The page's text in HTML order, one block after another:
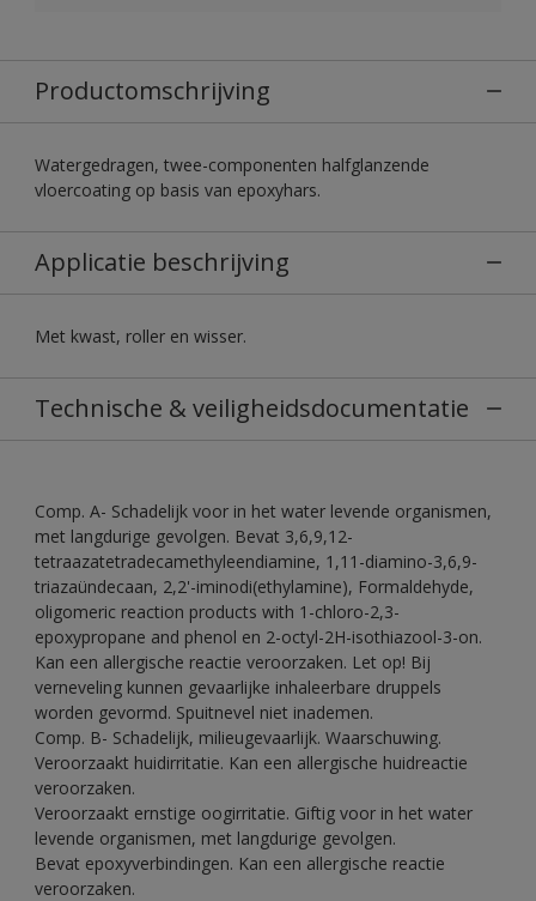
Productomschrijving
Watergedragen, twee-componenten halfglanzende
vloercoating op basis van epoxyhars.
Applicatie beschrijving
Met kwast, roller en wisser.
Technische & veiligheidsdocumentatie
Comp. A- Schadelijk voor in het water levende organismen,
met langdurige gevolgen. Bevat 3,6,9,12-
tetraazatetradecamethyleendiamine, 1,11-diamino-3,6,9-
triazaündecaan, 2,2'-iminodi(ethylamine), Formaldehyde,
oligomeric reaction products with 1-chloro-2,3-
epoxypropane and phenol en 2-octyl-2H-isothiazool-3-on.
Kan een allergische reactie veroorzaken. Let op! Bij
verneveling kunnen gevaarlijke inhaleerbare druppels
worden gevormd. Spuitnevel niet inademen.
Comp. B- Schadelijk, milieugevaarlijk. Waarschuwing.
Veroorzaakt huidirritatie. Kan een allergische huidreactie
veroorzaken.
Veroorzaakt ernstige oogirritatie. Giftig voor in het water
levende organismen, met langdurige gevolgen.
Bevat epoxyverbindingen. Kan een allergische reactie
veroorzaken.